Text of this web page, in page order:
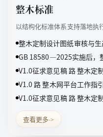
整木标准
以结构化标准体系支持落地执
整木定制设计图纸审核与
稿）
GB 18580—2025实施后，
甲醛检测报告
V1.0征求意见稿 路 整木定
指引（V1.0征求意见稿）
V1.0 路 整木网平台工作指
V1.0征求意见稿 路 整木定
查看更多->